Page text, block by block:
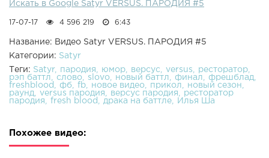
Искать в Google Satyr VERSUS. ПАРОДИЯ #5
17-07-17 4 596 219 6:43
Название: Видео Satyr VERSUS. ПАРОДИЯ #5
Категории: Satyr
Теги: Satyr пародия юмор версус versus
ресторатор
рэп баттл
слово slovo новый баттл финал
фрешблад
freshblood
фб fb новое видео прикол
новый сезон
раунд
versus пародия версус пародия
ресторатор
пародия
fresh blood драка на баттле Илья Ша
Похожее видео: